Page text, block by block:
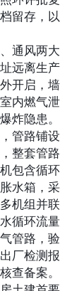
留存，以
通风两大
远离生产
开启，墙
内燃气泄
炸隐患。
管路铺设
整套管路
包含循环
水箱，采
机组并联
循环流量
管路，验
厂检测报
查备案。